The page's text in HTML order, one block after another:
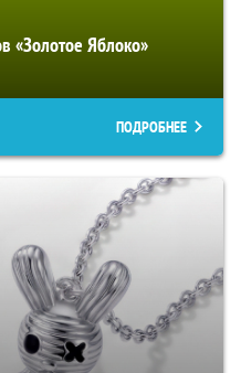
«Золотое Яблоко»
ПОДРОБНЕЕ